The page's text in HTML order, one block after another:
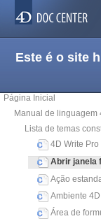
Este é o site
Página Inicial
Manual de linguagem
Lista de temas
4D Write Pro
Abrir janela
Ação
Ambiente 4D
Área de